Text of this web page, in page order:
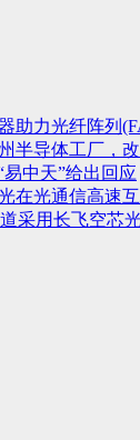
助力光纤阵列
半导体工厂，
中天”给出回应
在光通信高速
采用长飞空芯